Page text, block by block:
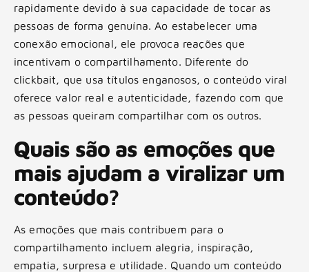
rapidamente devido à sua capacidade de tocar as
pessoas de forma genuína. Ao estabelecer uma
conexão emocional, ele provoca reações que
incentivam o compartilhamento. Diferente do
clickbait, que usa títulos enganosos, o conteúdo viral
oferece valor real e autenticidade, fazendo com que
as pessoas queiram compartilhar com os outros.
Quais são as emoções que
mais ajudam a viralizar um
conteúdo?
As emoções que mais contribuem para o
compartilhamento incluem alegria, inspiração,
empatia, surpresa e utilidade. Quando um conteúdo